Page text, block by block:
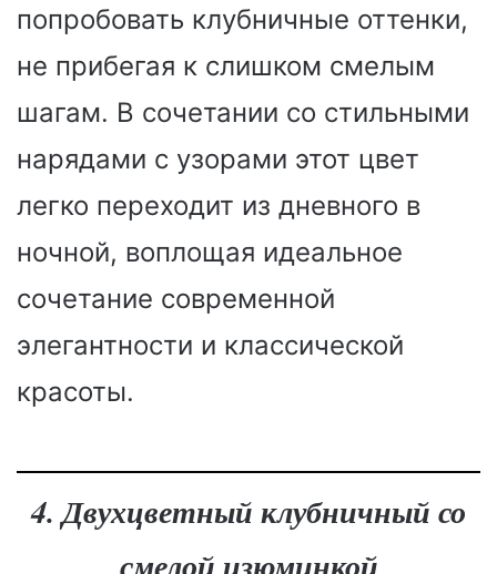
попробовать клубничные оттенки,
не прибегая к слишком смелым
шагам. В сочетании со стильными
нарядами с узорами этот цвет
легко переходит из дневного в
ночной, воплощая идеальное
сочетание современной
элегантности и классической
красоты.
4. Двухцветный клубничный со